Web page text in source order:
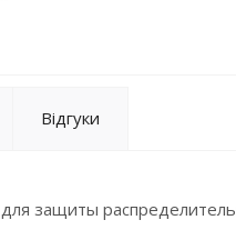
Відгуки
защиты